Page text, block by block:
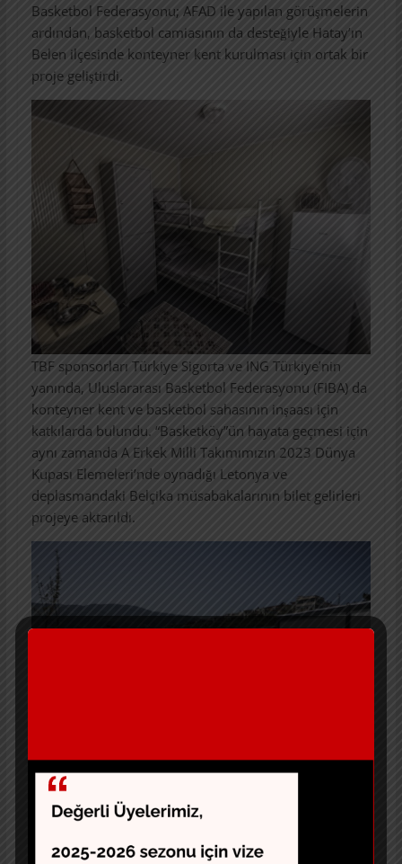
Basketbol Federasyonu; AFAD ile yapılan görüşmelerin
ardından, basketbol camiasının da desteğiyle Hatay’ın
Belen ilçesinde konteyner kent kurulması için ortak bir
proje geliştirdi.
TBF sponsorları Türkiye Sigorta ve ING Türkiye’nin
yanında, Uluslararası Basketbol Federasyonu (FIBA) da
konteyner kent ve basketbol sahasının inşaası için
katkılarda bulundu. “Basketköy”ün hayata geçmesi için
aynı zamanda A Erkek Milli Takımımızın 2023 Dünya
Kupası Elemeleri’nde oynadığı Letonya ve
deplasmandaki Belçika müsabakalarının bilet gelirleri
projeye aktarıldı.
Basketbol camiasının kıymetli destekleri ve TBF ile
kısa sürede hazır hale getirilen, içinde sakinlerinin tüm